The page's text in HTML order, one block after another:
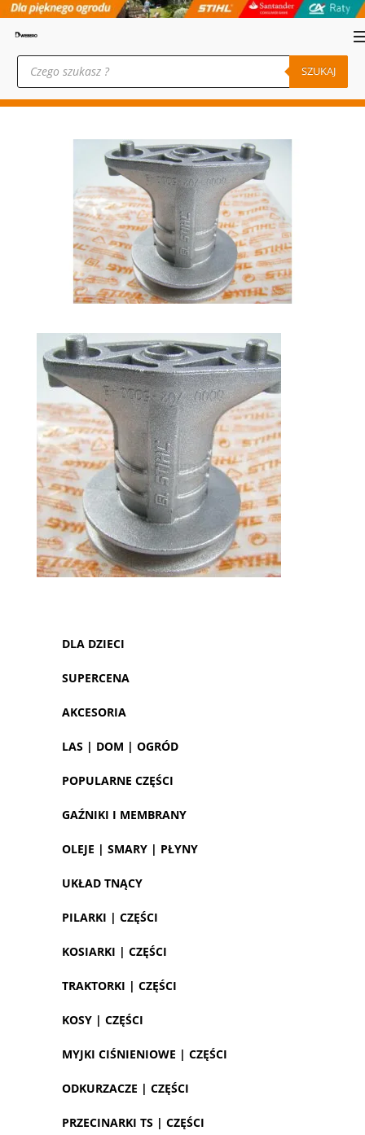
Wyszukiwarka
produktów SZUKAJ
DLA DZIECI
SUPERCENA
AKCESORIA
LAS | DOM | OGRÓD
POPULARNE CZĘŚCI
GAŹNIKI I MEMBRANY
OLEJE | SMARY | PŁYNY
UKŁAD TNĄCY
PILARKI | CZĘŚCI
KOSIARKI | CZĘŚCI
TRAKTORKI | CZĘŚCI
KOSY | CZĘŚCI
MYJKI CIŚNIENIOWE | CZĘŚCI
ODKURZACZE | CZĘŚCI
PRZECINARKI TS | CZĘŚCI